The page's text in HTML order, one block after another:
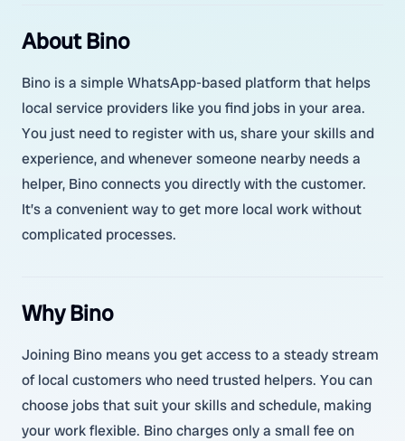
About Bino
Bino is a simple WhatsApp-based platform that helps
local service providers like you find jobs in your area.
You just need to register with us, share your skills and
experience, and whenever someone nearby needs a
helper, Bino connects you directly with the customer.
It’s a convenient way to get more local work without
complicated processes.
Why Bino
Joining Bino means you get access to a steady stream
of local customers who need trusted helpers. You can
choose jobs that suit your skills and schedule, making
your work flexible. Bino charges only a small fee on